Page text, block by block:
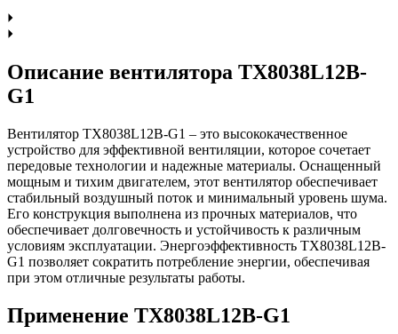
Описание вентилятора TX8038L12B-
G1
Вентилятор TX8038L12B-G1 – это высококачественное
устройство для эффективной вентиляции, которое сочетает
передовые технологии и надежные материалы. Оснащенный
мощным и тихим двигателем, этот вентилятор обеспечивает
стабильный воздушный поток и минимальный уровень шума.
Его конструкция выполнена из прочных материалов, что
обеспечивает долговечность и устойчивость к различным
условиям эксплуатации. Энергоэффективность TX8038L12B-
G1 позволяет сократить потребление энергии, обеспечивая
при этом отличные результаты работы.
Применение TX8038L12B-G1